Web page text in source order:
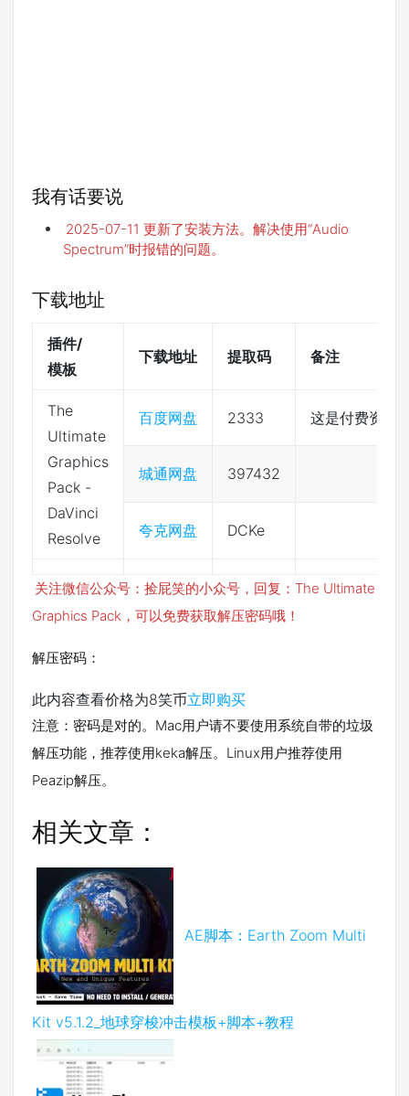
我有话要说
2025-07-11 更新了安装方法。解决使用“Audio
Spectrum”时报错的问题。
下载地址
插件/
模板
下载地址 提取码 备注
The
Ultimate
Graphics
Pack -
DaVinci
Resolve
百度网盘 2333 这是付费资源
城通网盘 397432
夸克网盘 DCKe
关注微信公众号：捡屁笑的小众号，回复：The Ultimate
Graphics Pack，可以免费获取解压密码哦！
解压密码：
此内容查看价格为8笑币立即购买
注意：密码是对的。Mac用户请不要使用系统自带的垃圾
解压功能，推荐使用keka解压。Linux用户推荐使用
Peazip解压。
相关文章：
AE脚本：Earth Zoom Multi
Kit v5.1.2_地球穿梭冲击模板+脚本+教程